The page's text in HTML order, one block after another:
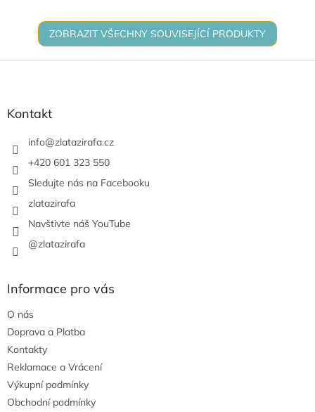
ZOBRAZIT VŠECHNY SOUVISEJÍCÍ PRODUKTY
Z
Kontakt
info@zlatazirafa.cz
+420 601 323 550
Sledujte nás na Facebooku
zlatazirafa
Navštivte náš YouTube
@zlatazirafa
Informace pro vás
O nás
Doprava a Platba
Kontakty
Reklamace a Vrácení
Výkupní podmínky
Obchodní podmínky